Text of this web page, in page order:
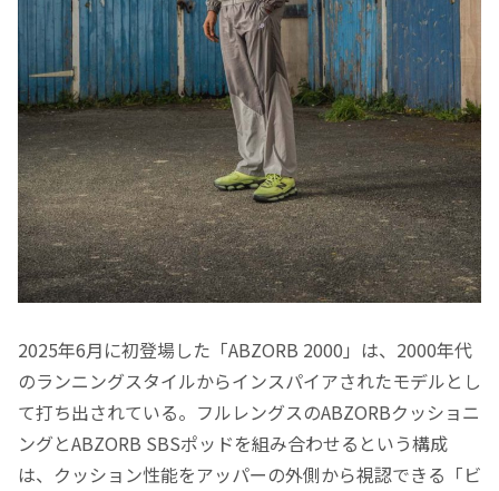
2025年6月に初登場した「ABZORB 2000」は、2000年代
のランニングスタイルからインスパイアされたモデルとし
て打ち出されている。フルレングスのABZORBクッショニ
ングとABZORB SBSポッドを組み合わせるという構成
は、クッション性能をアッパーの外側から視認できる「ビ